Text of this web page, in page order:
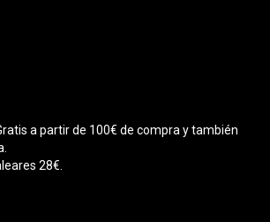
a partir de 100€ de compra y también
28€.